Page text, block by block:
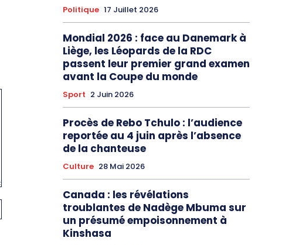
Internet:
Politique 17 Juillet 2026
Mondial 2026 : face au Danemark à
Liège, les Léopards de la RDC
passent leur premier grand examen
avant la Coupe du monde
Sport 2 Juin 2026
Procès de Rebo Tchulo : l’audience
reportée au 4 juin après l’absence
de la chanteuse
Culture 28 Mai 2026
Canada : les révélations
troublantes de Nadège Mbuma sur
un présumé empoisonnement à
Kinshasa